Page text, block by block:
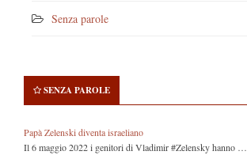
Senza parole
SENZA PAROLE
Papà Zelenski diventa israeliano
Il 6 maggio 2022 i genitori di Vladimir #Zelensky hanno …